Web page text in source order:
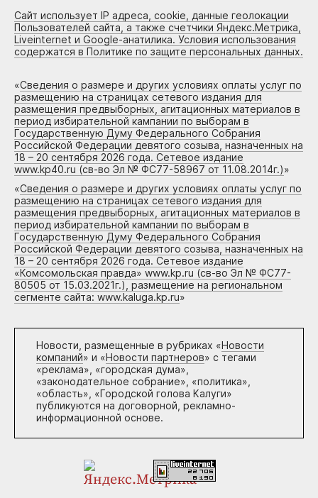
Сайт использует IP адреса, cookie, данные геолокации
Пользователей сайта, а также счетчики Яндекс.Метрика,
Liveinternet и Google-анатилика. Условия использования
содержатся в Политике по защите персональных данных.
«Сведения о размере и других условиях оплаты услуг по
размещению на страницах сетевого издания для
размещения предвыборных, агитационных материалов в
период избирательной кампании по выборам в
Государственную Думу Федерального Собрания
Российской Федерации девятого созыва, назначенных на
18 – 20 сентября 2026 года. Сетевое издание
www.kp40.ru (св-во Эл № ФС77-58967 от 11.08.2014г.)»
«Сведения о размере и других условиях оплаты услуг по
размещению на страницах сетевого издания для
размещения предвыборных, агитационных материалов в
период избирательной кампании по выборам в
Государственную Думу Федерального Собрания
Российской Федерации девятого созыва, назначенных на
18 – 20 сентября 2026 года. Сетевое издание
«Комсомольская правда» www.kp.ru (св-во Эл № ФС77-
80505 от 15.03.2021г.), размещение на региональном
сегменте сайта: www.kaluga.kp.ru»
Новости, размещенные в рубриках «Новости
компаний» и «Новости партнеров» с тегами
«реклама», «городская дума»,
«законодательное собрание», «политика»,
«область», «Городской голова Калуги»
публикуются на договорной, рекламно-
информационной основе.